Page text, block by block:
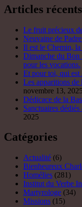
Articles récents
Le fruit précieux
Neuvaine de
Il est le Chemin,
Dimanche du Bon
pour les vocations.
Et pour toi, qui est
Les apparitions
novembre 13, 2025
Dédicace de la
Sanctuaires
2025
Catégories
Actualité (6)
Bienheureux
Homélies (281)
Institut du Verbe
Martyrologe (34)
Missions (15)